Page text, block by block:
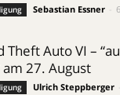
Sebastian Essner
Theft Auto VI –
am 27. August
Ulrich Steppberger